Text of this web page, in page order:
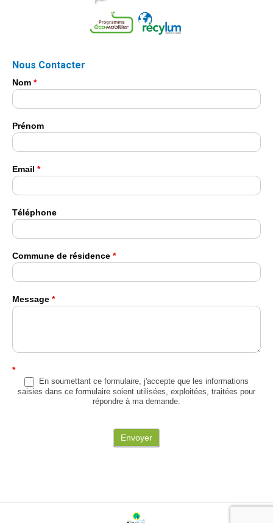
Nous Contacter
Nom *
Prénom
Email *
Téléphone
Commune de résidence *
Message *
*
En soumettant ce formulaire, j'accepte que les informations
saisies dans ce formulaire soient utilisées, exploitées, traitées pour
répondre à ma demande.
Envoyer